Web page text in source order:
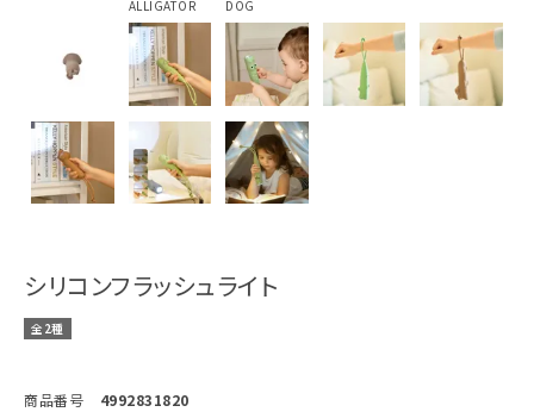
ALLIGATOR DOG
シリコンフラッシュライト
全2種
商品番号 4992831820